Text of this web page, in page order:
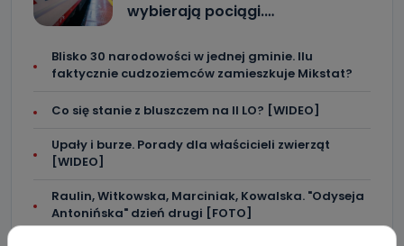
wybierają pociągi.…
Blisko 30 narodowości w jednej gminie. Ilu
faktycznie cudzoziemców zamieszkuje Mikstat?
Co się stanie z bluszczem na II LO? [WIDEO]
Upały i burze. Porady dla właścicieli zwierząt
[WIDEO]
Raulin, Witkowska, Marciniak, Kowalska. "Odyseja
Antonińska" dzień drugi [FOTO]